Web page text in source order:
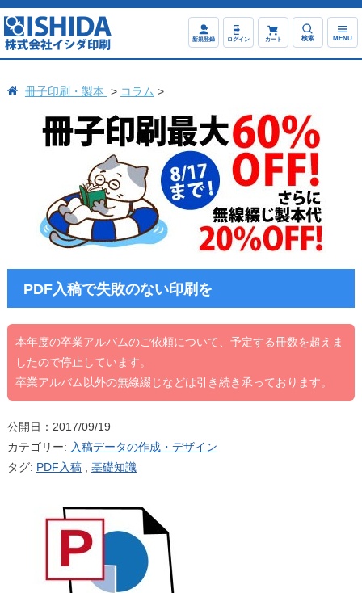
新規登録 ログイン カート 検索 MENU
冊子印刷・製本 コラム
PDF入稿で失敗のない印刷を
本年度の卒業アルバムのご依頼について、予定する冊数を超えま
したので停止しています。
卒業アルバム以外の無線綴じなどは引き続き承っております。
公開日：2017/09/19
カテゴリー: 入稿データの作成・デザイン
タグ: PDF入稿, 基礎知識